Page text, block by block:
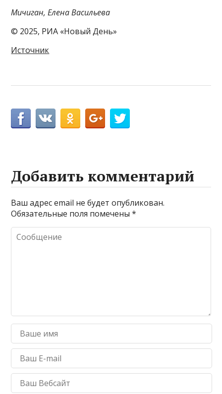
Мичиган, Елена Васильева
© 2025, РИА «Новый День»
Источник
Добавить комментарий
Ваш адрес email не будет опубликован.
Обязательные поля помечены*